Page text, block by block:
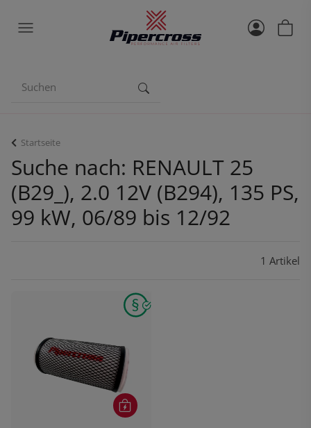
Startseite
Suche nach: RENAULT 25
(B29_), 2.0 12V (B294), 135 PS,
99 kW, 06/89 bis 12/92
1 Artikel